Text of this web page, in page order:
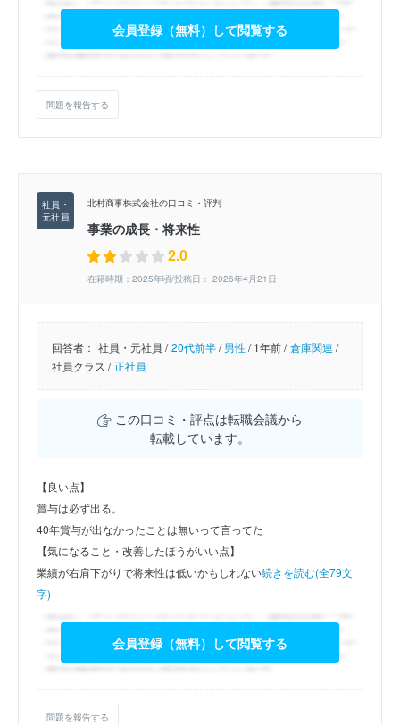
会員登録（無料）して閲覧する
問題を報告する
北村商事株式会社の口コミ・評判
事業の成長・将来性
2.0
在籍時期：2025年頃/投稿日： 2026年4月21日
回答者： 社員・元社員 / 20代前半/男性/1年前 / 倉庫関連 /
社員クラス / 正社員
この口コミ・評点は転職会議から
転載しています。
【良い点】
賞与は必ず出る。
40年賞与が出なかったことは無いって言ってた
【気になること・改善したほうがいい点】
業績が右肩下がりで将来性は低いかもしれない続きを読む(全79文
字)
会員登録（無料）して閲覧する
問題を報告する